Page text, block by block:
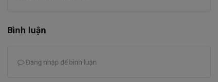
Bình luận
Đăng nhập để bình luận